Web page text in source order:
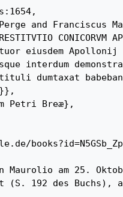
eiusdem
interdum
dumtaxat
192 des Buchs),